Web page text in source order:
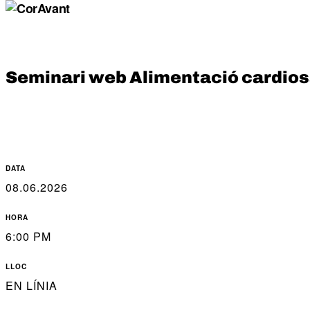
Seminari web Alimentació
DATA
08.06.2026
HORA
6:00 PM
LLOC
EN LÍNIA